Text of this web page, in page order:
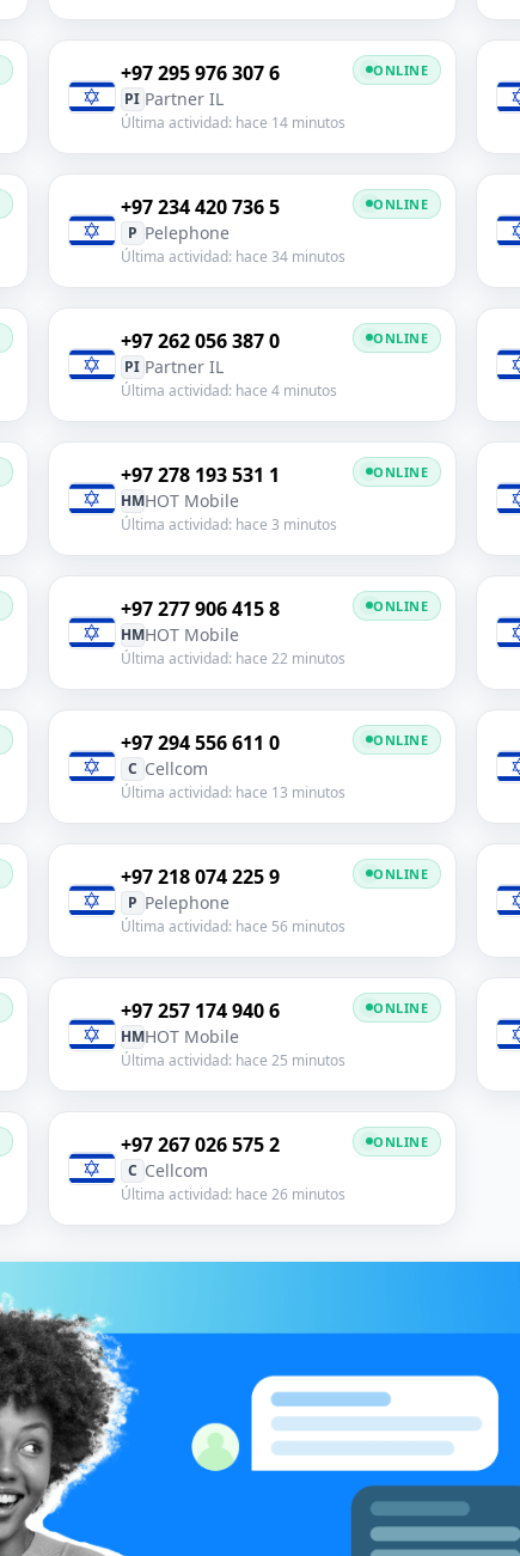
+97 295 976 307 6
PI Partner IL
Última actividad: hace 14 minutos
ONLINE
+97 234 420 736 5
P Pelephone
Última actividad: hace 34 minutos
ONLINE
+97 262 056 387 0
PI Partner IL
Última actividad: hace 4 minutos
ONLINE
+97 278 193 531 1
HMHOT Mobile
Última actividad: hace 3 minutos
ONLINE
+97 277 906 415 8
HMHOT Mobile
Última actividad: hace 22 minutos
ONLINE
+97 294 556 611 0
C Cellcom
Última actividad: hace 13 minutos
ONLINE
+97 218 074 225 9
P Pelephone
Última actividad: hace 56 minutos
ONLINE
+97 257 174 940 6
HMHOT Mobile
Última actividad: hace 25 minutos
ONLINE
+97 267 026 575 2
C Cellcom
Última actividad: hace 26 minutos
ONLINE